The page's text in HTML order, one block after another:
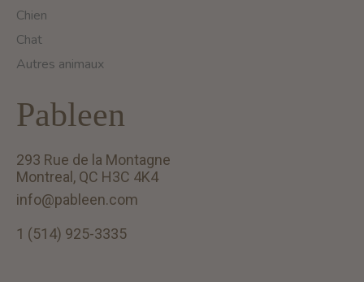
Chien
Chat
Autres animaux
Pableen
293 Rue de la Montagne
Montreal, QC H3C 4K4
info@pableen.com
1 (514) 925-3335